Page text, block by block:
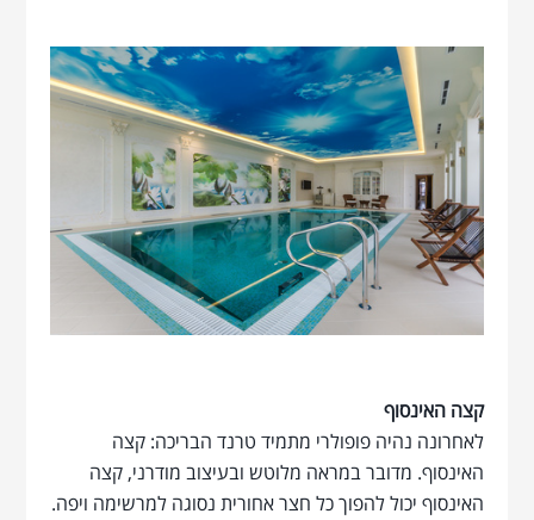
קצה האינסוף
לאחרונה נהיה פופולרי מתמיד טרנד הבריכה: קצה
האינסוף. מדובר במראה מלוטש ובעיצוב מודרני, קצה
האינסוף יכול להפוך כל חצר אחורית נסוגה למרשימה ויפה.